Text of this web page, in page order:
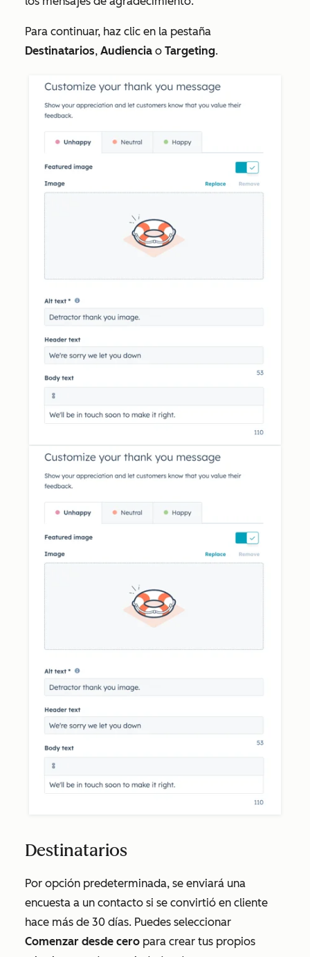
Para continuar, haz clic en la pestaña
Destinatarios, Audiencia o Targeting.
Destinatarios
Por opción predeterminada, se enviará una
encuesta a un contacto si se convirtió en cliente
hace más de 30 días. Puedes seleccionar
Comenzar desde cero para crear tus propios